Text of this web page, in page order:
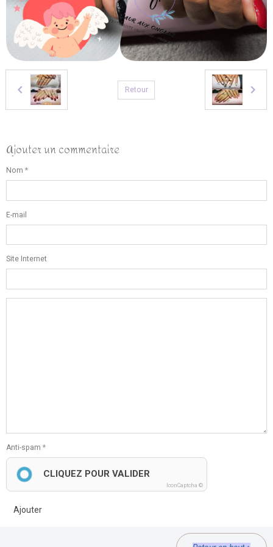
Retour
Ajouter un commentaire
Nom
E-mail
Site Internet
Anti-spam
CLIQUEZ POUR VALIDER
IconCaptcha ©
Ajouter